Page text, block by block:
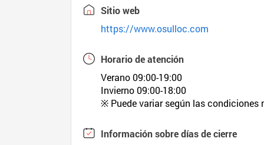
Sitio web
https://www.osulloc.com
Horario de atención
Verano 09:00-19:00
Invierno 09:00-18:00
※ Puede variar según las condiciones
Información sobre días de cierre